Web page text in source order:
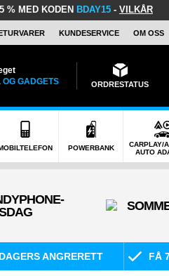
% MED KODEN BDAY15 - VILKÅR
KUNDESERVICE OM OSS
OG GADGETS
ORDRESTATUS
POWERBANK
CARPLAY/
AUTO
ANGRERETT FÅ